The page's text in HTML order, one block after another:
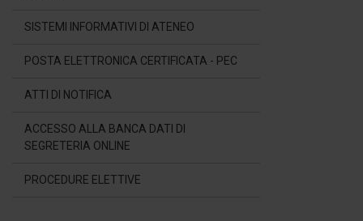
SISTEMI INFORMATIVI DI ATENEO
POSTA ELETTRONICA CERTIFICATA - PEC
ATTI DI NOTIFICA
ACCESSO ALLA BANCA DATI DI
SEGRETERIA ONLINE
PROCEDURE ELETTIVE